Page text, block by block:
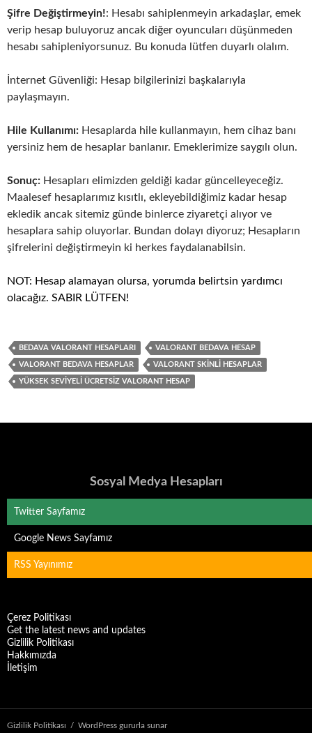
Şifre Değiştirmeyin!: Hesabı sahiplenmeyin arkadaşlar, emek
verip hesap buluyoruz ancak diğer oyuncuları düşünmeden
hesabı sahipleniyorsunuz. Bu konuda lütfen duyarlı olalım.
İnternet Güvenliği: Hesap bilgilerinizi başkalarıyla
paylaşmayın.
Hile Kullanımı: Hesaplarda hile kullanmayın, hem cihaz banı
yersiniz hem de hesaplar banlanır. Emeklerimize saygılı olun.
Sonuç: Hesapları elimizden geldiği kadar güncelleyeceğiz.
Maalesef hesaplarımız kısıtlı, ekleyebildiğimiz kadar hesap
ekledik ancak sitemiz günde binlerce ziyaretçi alıyor ve
hesaplara sahip oluyorlar. Bundan dolayı diyoruz; Hesapların
şifrelerini değiştirmeyin ki herkes faydalanabilsin.
NOT: Hesap alamayan olursa, yorumda belirtsin yardımcı
olacağız. SABIR LÜTFEN!
BEDAVA VALORANT HESAPLARI VALORANT BEDAVA HESAP
VALORANT BEDAVA HESAPLAR VALORANT SKINLI HESAPLAR
YÜKSEK SEVIYELI ÜCRETSIZ VALORANT HESAP
Sosyal Medya Hesapları
Twitter Sayfamız
Google News Sayfamız
RSS Yayınımız
Çerez Politikası
Get the latest news and updates
Gizlilik Politikası
Hakkımızda
İletişim
Gizlilik Politikası WordPress gururla sunar